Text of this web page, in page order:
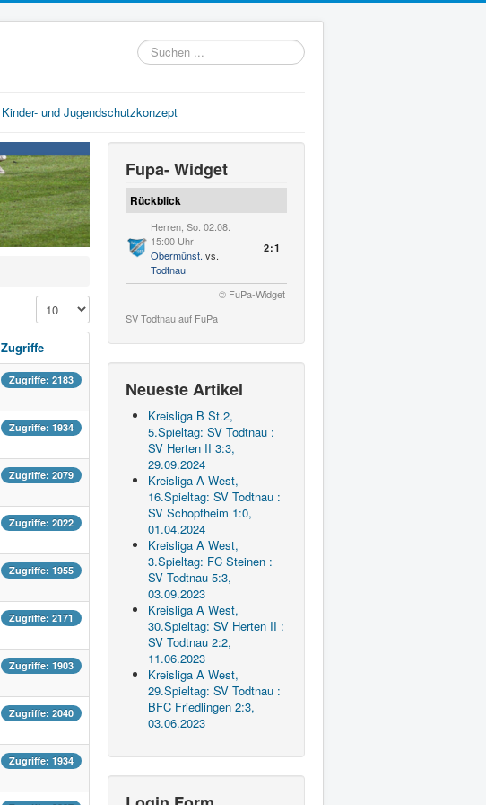
Suchen
...
Kinder- und Jugendschutzkonzept
Anzeige #
Zugriffe
Zugriffe: 2183
Zugriffe: 1934
Zugriffe: 2079
Zugriffe: 2022
Zugriffe: 1955
Zugriffe: 2171
Zugriffe: 1903
Zugriffe: 2040
Zugriffe: 1934
Fupa- Widget
Rückblick
Herren, So. 02.08.
15:00 Uhr
Obermünst. vs.
Todtnau
2:1
© FuPa-Widget
SV Todtnau auf FuPa
Neueste Artikel
Kreisliga B St.2,
5.Spieltag: SV Todtnau :
SV Herten II 3:3,
29.09.2024
Kreisliga A West,
16.Spieltag: SV Todtnau :
SV Schopfheim 1:0,
01.04.2024
Kreisliga A West,
3.Spieltag: FC Steinen :
SV Todtnau 5:3,
03.09.2023
Kreisliga A West,
30.Spieltag: SV Herten II :
SV Todtnau 2:2,
11.06.2023
Kreisliga A West,
29.Spieltag: SV Todtnau :
BFC Friedlingen 2:3,
03.06.2023